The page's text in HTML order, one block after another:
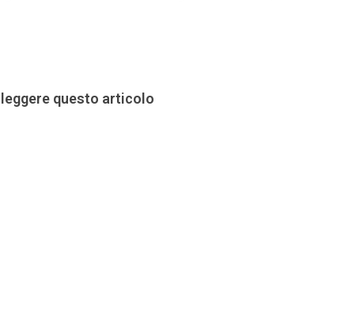
questo articolo